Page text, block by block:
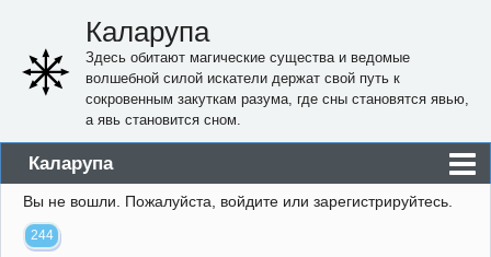
Каларупа
Здесь обитают магические существа и ведомые
волшебной силой искатели держат свой путь к
сокровенным закуткам разума, где сны становятся явью,
а явь становится сном.
Каларупа
Блог
Форум
Вы не вошли. Пожалуйста, войдите или зарегистрируйтесь.
244